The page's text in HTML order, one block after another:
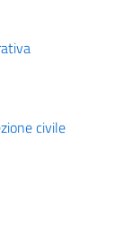
civile